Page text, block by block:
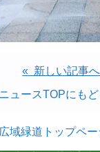
« 新しい記事へ
ュースTOPにもど
域緑道トップペ